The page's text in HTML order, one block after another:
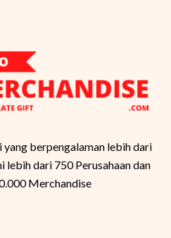
yang berpengalaman lebih dari
dari 750 Perusahaan dan
Merchandise